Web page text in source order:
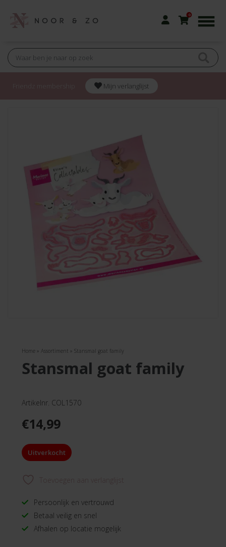
0
Mijn verlanglijst
Home » Assortiment » Stansmal goat family
stansmal goat family
Artikelnr. COL1570
€14,99
Uitverkocht
Persoonlijk en vertrouwd
Betaal veilig en snel
Afhalen op locatie mogelijk